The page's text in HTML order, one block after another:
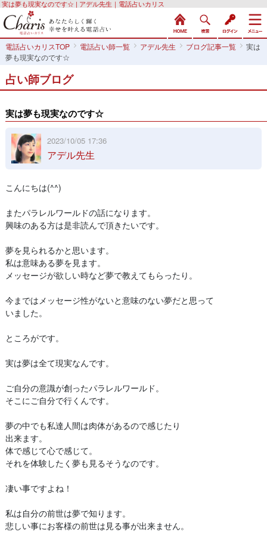
実は夢も現実なのです☆ | アデル先生｜電話占いカリス
電話占いカリスTOP 電話占い師一覧 アデル先生 ブログ記事一覧
実は
夢も現実なのです☆
占い師ブログ
実は夢も現実なのです☆
2023/10/05 17:36
アデル先生
こんにちは(^^)
またパラレルワールドの話になります。
興味のある方は是非読んで頂きたいです。
夢を見られるかと思います。
私は意味ある夢を見ます。
メッセージが欲しい時など夢で教えてもらったり。
今まではメッセージ性がないと意味のない夢だと思って
いました。
ところがです。
実は夢は全て現実なんです。
ご自分の意識が創ったパラレルワールド。
そこにご自分で行くんです。
夢の中でも私達人間は肉体があるので感じたり
出来ます。
体で感じて心で感じて。
それを体験したく夢も見るそうなのです。
凄い事ですよね！
私は自分の前世は夢で知ります。
悲しい事にお客様の前世は見る事が出来ません。